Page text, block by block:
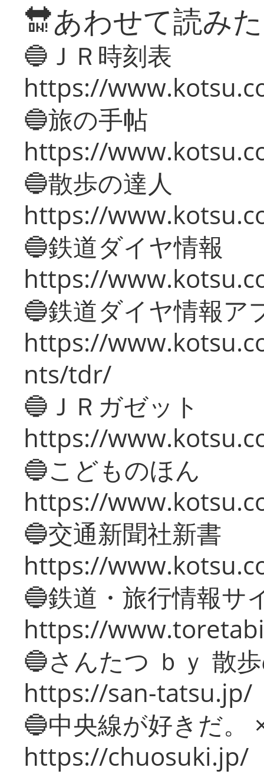
🔛あわせて読み
🔵ＪＲ時刻表
https://
🔵旅の手帖
https://
🔵散歩の達人
https://
🔵鉄道ダイヤ情報
https://
🔵鉄道ダイヤ情報ア
https://
nts/tdr/
🔵ＪＲガゼット
https://
🔵こどものほん
https://
🔵交通新聞社新書
https://
🔵鉄道・旅行情報サ
https://
🔵さんたつ ｂｙ 散
https://san-tatsu.jp/
🔵中央線が好きだ。
https://chuosuki.jp/